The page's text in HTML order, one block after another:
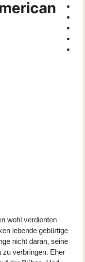
wohl verdienten
lebende gebürtige
nicht daran, seine
zu verbringen. Eher